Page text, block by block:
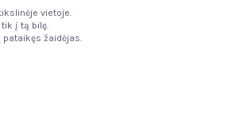
vietoje.
į tą bilę.
žaidėjas.